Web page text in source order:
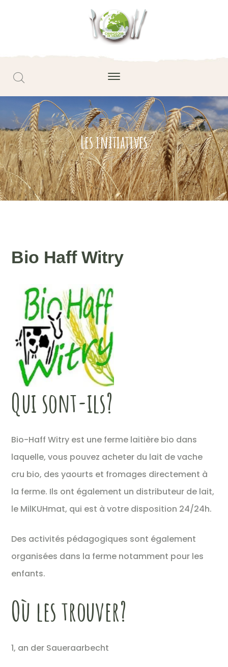
Les initiatives
Bio Haff Witry
Qui sont-ils?
Bio-Haff Witry est une ferme laitière bio dans
laquelle, vous pouvez acheter du lait de vache
cru bio, des yaourts et fromages directement à
la ferme. Ils ont également un distributeur de lait,
le MilKUHmat, qui est à votre disposition 24/24h.
Des activités pédagogiques sont également
organisées dans la ferme notamment pour les
enfants.
Où les trouver?
1, an der Saueraarbecht